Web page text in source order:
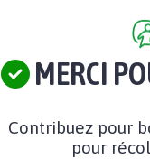
MERCI
Contribuez pour
pour